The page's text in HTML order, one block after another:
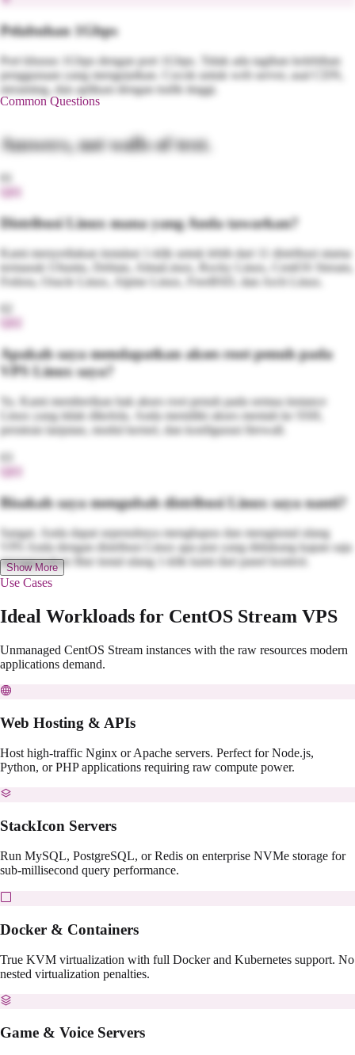
Pelabuhan 1Gbps
Port khusus 1Gbps dengan port 1Gbps. Tidak ada tagihan kelebihan
penggunaan yang mengejutkan. Cocok untuk web server, asal CDN,
streaming, dan aplikasi dengan trafik tinggi.
Common Questions
Answers, not walls of text.
Q01
Distribusi Linux mana yang Anda tawarkan?
Kami menyediakan instalasi 1-klik untuk lebih dari 11 distribusi utama
termasuk Ubuntu, Debian, AlmaLinux, Rocky Linux, CentOS Stream,
Fedora, Oracle Linux, Alpine Linux, FreeBSD, dan Arch Linux.
02
Apakah saya mendapatkan akses root penuh pada
VPS Linux saya?
Ya. Kami memberikan hak akses root penuh pada semua instance
Linux yang tidak dikelola. Anda memiliki akses mentah ke SSH,
perutean lanjutan, modul kernel, dan konfigurasi firewall.
Q03
Bisakah saya mengubah distribusi Linux saya nanti?
Sangat. Anda dapat sepenuhnya menghapus dan menginstal ulang
VPS Anda dengan distribusi Linux apa pun yang didukung kapan saja
menggunakan fitur instal ulang 1-klik kami dari panel kontrol.
Show More
Use Cases
Ideal Workloads for CentOS Stream VPS
Unmanaged CentOS Stream instances with the raw resources modern
applications demand.
Web Hosting & APIs
Host high-traffic Nginx or Apache servers. Perfect for Node.js,
Python, or PHP applications requiring raw compute power.
StackIcon Servers
Run MySQL, PostgreSQL, or Redis on enterprise NVMe storage for
sub-millisecond query performance.
Docker & Containers
True KVM virtualization with full Docker and Kubernetes support. No
nested virtualization penalties.
Game & Voice Servers